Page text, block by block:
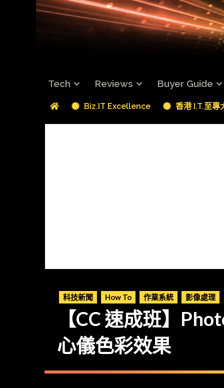
Tech Reviews Buyer Guide
Biz.IT Excellence 香港 I.T.至專
科技新聞 How To 作業系統 影像處理
【CC 速成班】
心儀色彩效果